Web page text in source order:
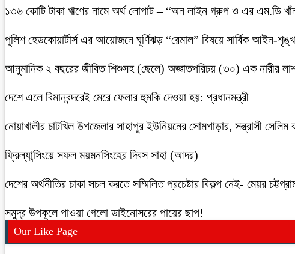
১৩৬ কোটি টাকা ঋণের নামে অর্থ লোপাট – “অন লাইন গ্রুপ ও এর এম.ডি
পুলিশ হেডকোয়ার্টার্স এর আয়োজনে ঘূর্ণিঝড় “রেমাল” বিষয়ে সার্বিক আইন-
আনুমানিক ২ বছরের জীবিত শিশুসহ (ছেলে) অজ্ঞাতপরিচয় (৩০) এক নারীর
দেশে এলে বিমানবন্দরেই মেরে ফেলার হুমকি দেওয়া হয়: প্রধানমন্ত্রী
নোয়াখালীর চাটখিল উপজেলার সাহাপুর ইউনিয়নের সোমপাড়ার, সন্ত্রাসী
ফ্রিল্যান্সিংয়ে সফল ময়মনসিংহের দিবস সাহা (আদর)
দেশের অর্থনীতির চাকা সচল করতে সম্মিলিত প্রচেষ্টার বিকল্প নেই- মেয়র
সমুদ্র উপকূলে পাওয়া গেলো ডাইনোসরের পায়ের ছাপ!
Our Like Page